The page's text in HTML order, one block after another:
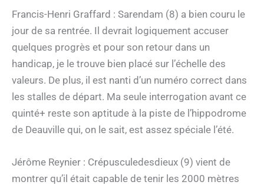
Francis-Henri Graffard : Sarendam (8) a bien couru le
jour de sa rentrée. Il devrait logiquement accuser
quelques progrès et pour son retour dans un
handicap, je le trouve bien placé sur l’échelle des
valeurs. De plus, il est nanti d’un numéro correct dans
les stalles de départ. Ma seule interrogation avant ce
quinté+ reste son aptitude à la piste de l’hippodrome
de Deauville qui, on le sait, est assez spéciale l’été.
Jérôme Reynier : Crépusculedesdieux (9) vient de
montrer qu’il était capable de tenir les 2000 mètres